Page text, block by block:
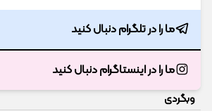
ما را در تلگرام دنبال کنید
ما را در اینستاگرام دنبال کنید
وبگردی